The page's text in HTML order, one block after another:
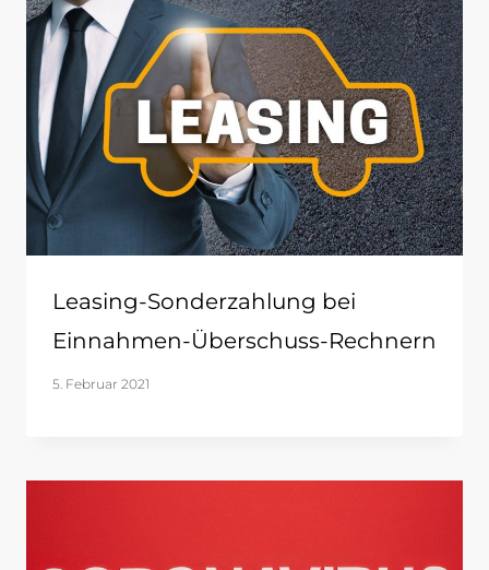
Leasing-Sonderzahlung bei
Einnahmen-Überschuss-Rechnern
5. Februar 2021